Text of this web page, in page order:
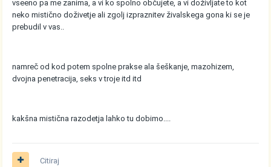
vseeno pa me zanima, a vi ko spolno občujete, a vi doživljate to kot
neko mistično doživetje ali zgolj izpraznitev živalskega gona ki se je
prebudil v vas..
namreč od kod potem spolne prakse ala šeškanje, mazohizem,
dvojna penetracija, seks v troje itd itd
kakšna mistična razodetja lahko tu dobimo....
Citiraj